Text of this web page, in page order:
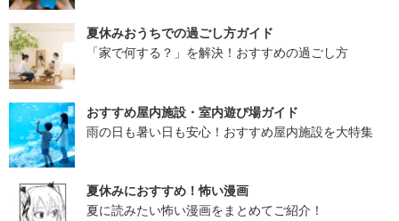
夏休みおうちでの過ごし方ガイド
「家で何する？」を解決！おすすめの過ごし方
おすすめ屋内施設・室内遊び場ガイド
雨の日も暑い日も安心！おすすめ屋内施設を大特集
夏休みにおすすめ！怖い漫画
夏に読みたい怖い漫画をまとめてご紹介！